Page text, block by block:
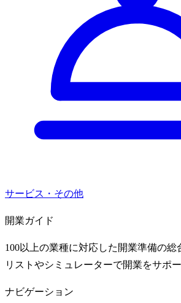
サービス・その他
開業ガイド
100以上の業種に対応した開業準備の総
リストやシミュレーターで開業をサポー
ナビゲーション